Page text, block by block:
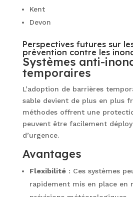
Kent
Devon
Perspectives futures sur
prévention contre les
Systèmes anti-
temporaires
L’adoption de barrières
sable devient de plus en plus
méthodes offrent une
peuvent être facilement
d’urgence.
Avantages
Flexibilité: Ces systèmes
rapidement mis en place en